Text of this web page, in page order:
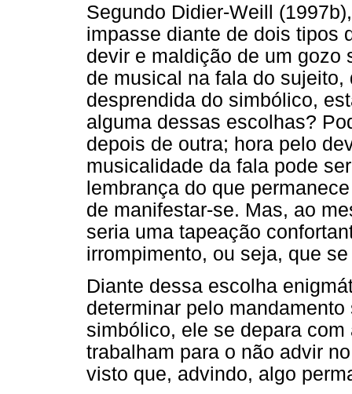
Segundo Didier-Weill
impasse diante de dois tipos
devir e maldição de um gozo
de musical na fala do
desprendida do simbólico,
alguma dessas escolhas?
depois de outra; hora pelo
musicalidade da fala pode
lembrança do que
de manifestar-se. Mas, ao
seria uma tapeação
irrompimento, ou seja, que
Diante dessa escolha
determinar pelo
simbólico, ele se depara
trabalham para o não advir
visto que, advindo, algo